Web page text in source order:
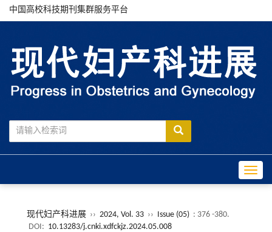
中国高校科技期刊集群服务平台
现代妇产科进展 ›› 2024, Vol. 33 ›› Issue (05) : 376 -380.
DOI: 10.13283/j.cnki.xdfckjz.2024.05.008